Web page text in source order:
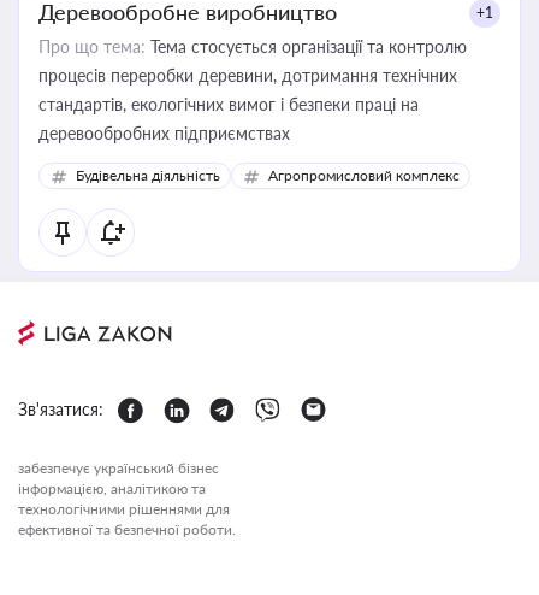
Деревообробне виробництво +1
Про що тема: Тема стосується організації та контролю
процесів переробки деревини, дотримання технічних
стандартів, екологічних вимог і безпеки праці на
деревообробних підприємствах
Будівельна діяльність Агропромисловий комплекс
Зв'язатися:
забезпечує український бізнес
інформацією, аналітикою та
технологічними рішеннями для
ефективної та безпечної роботи.